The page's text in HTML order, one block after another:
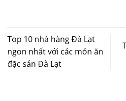
Top 10 nhà hàng Đà Lạt
ngon nhất với các món ăn
đặc sản Đà Lạt